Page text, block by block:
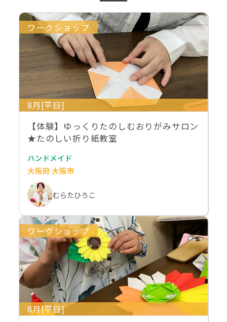
ワークショップ
8月[平日]
【体験】ゆっくりたのしむおりがみサロン
★たのしい折り紙教室
ハンドメイド
大阪府 大阪市
むらたひろこ
ワークショップ
8月[平日]